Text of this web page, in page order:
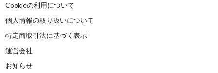
Cookieの利用について
個人情報の取り扱いについて
特定商取引法に基づく表示
運営会社
お知らせ